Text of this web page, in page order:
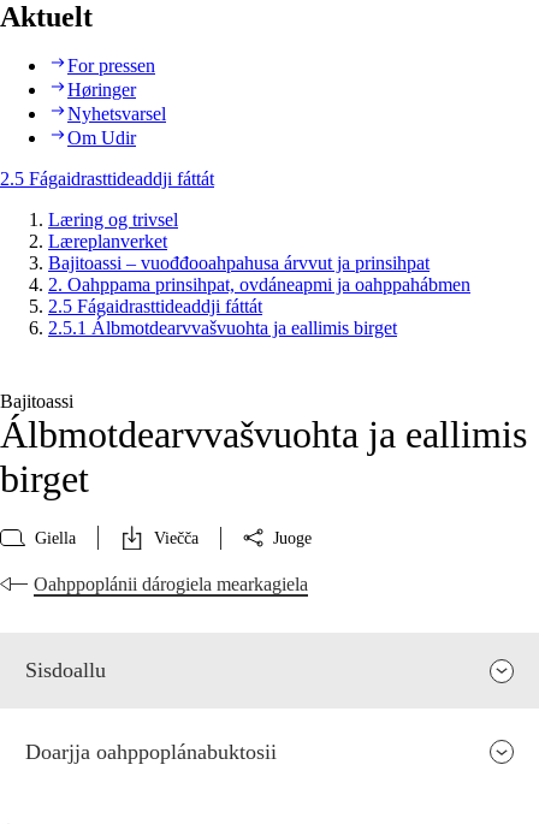
Aktuelt
For pressen
Høringer
Nyhetsvarsel
Om Udir
2.5 Fágaidrasttideaddji fáttát
Læring og trivsel
Læreplanverket
Bajitoassi – vuođđooahpahusa árvvut ja prinsihpat
2. Oahppama prinsihpat, ovdáneapmi ja oahppahábmen
2.5 Fágaidrasttideaddji fáttát
2.5.1 Álbmotdearvvašvuohta ja eallimis birget
Bajitoassi
Álbmotdearvvašvuohta ja eallimis
birget
Giella Viečča Juoge
Oahppoplánii dárogiela mearkagiela
Sisdoallu
Doarjja oahppoplánabuktosii